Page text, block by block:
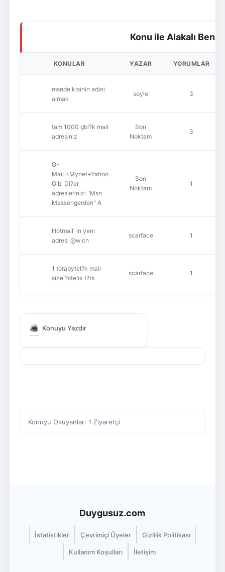
Konu ile Alakalı
KONULAR YAZAR YORUMLAR
msnde kisinin adini
almak
soyle 3
tam 1000 gbl?k mail
adresiniz
Son
Noktam
3
G-
MaiL+Mynet+Yahoo
Gibi Di?er
adreslerinizi "Msn
Messengerden" A
Son
Noktam
1
Hotmail' in yeni
adresi @w.cn
scarface 1
1 terabytel?k mail
size ?stelik t?rk
scarface 1
Konuyu Yazdır
Konuyu Okuyanlar: 1 Ziyaretçi
Duygusuz.com
İstatistikler Çevrimiçi Üyeler Gizlilik Politikası
Kullanım Koşulları İletişim